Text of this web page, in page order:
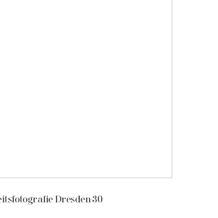
Dresden-30